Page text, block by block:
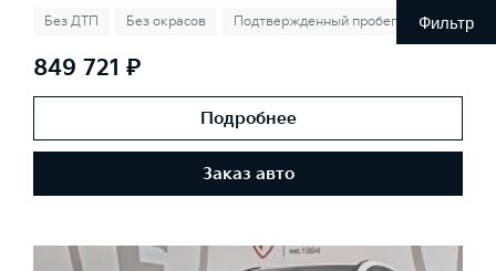
Фильтр
Без ДТП Без окрасов Подтвержденный пробег
849 721 ₽
Подробнее
Заказ авто